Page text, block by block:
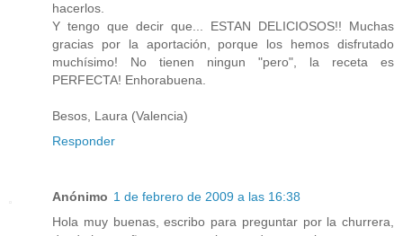
hacerlos.
Y tengo que decir que... ESTAN DELICIOSOS!! Muchas
gracias por la aportación, porque los hemos disfrutado
muchísimo! No tienen ningun "pero", la receta es
PERFECTA! Enhorabuena.
Besos, Laura (Valencia)
Responder
Anónimo 1 de febrero de 2009 a las 16:38
Hola muy buenas, escribo para preguntar por la churrera,